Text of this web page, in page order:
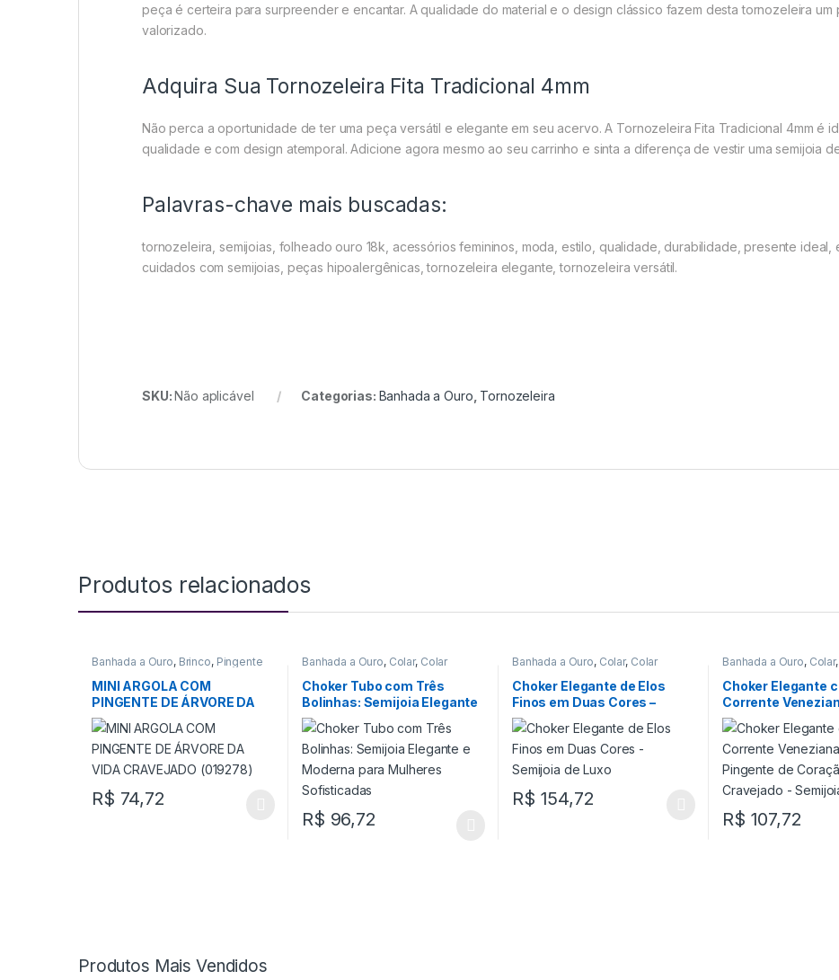
peça é certeira para surpreender e encantar. A qualidade do material e o design clássico fazem desta tornozeleira
valorizado.
Adquira Sua Tornozeleira Fita Tradicional 4mm
Não perca a oportunidade de ter uma peça versátil e elegante em seu acervo. A Tornozeleira Fita Tradicional 4mm é
qualidade e com design atemporal. Adicione agora mesmo ao seu carrinho e sinta a diferença de vestir uma semijoia
Palavras-chave mais buscadas:
tornozeleira, semijoias, folheado ouro 18k, acessórios femininos, moda, estilo, qualidade, durabilidade, presente ideal,
cuidados com semijoias, peças hipoalergênicas, tornozeleira elegante, tornozeleira versátil.
SKU:Não aplicável Categorias: Banhada a Ouro Tornozeleira
Produtos relacionados
Banhada a Ouro, Brinco, Pingente
MINI ARGOLA COM
PINGENTE DE ÁRVORE DA
VIDA CRAVEJADO (019278)
R$ 74,72
Banhada a Ouro, Colar, Colar
Choker Tubo com Três
Bolinhas: Semijoia Elegante
e Moderna para Mulheres
Sofisticadas
R$ 96,72
Banhada a Ouro, Colar, Colar
Choker Elegante de Elos
Finos em Duas Cores –
Semijoia de Luxo
R$ 154,72
Banhada a Ouro, Colar,
Choker Elegante
Corrente
Bolinha, Pingente
Coração
Semijoia de Luxo
R$ 107,72
Produtos Mais Vendidos